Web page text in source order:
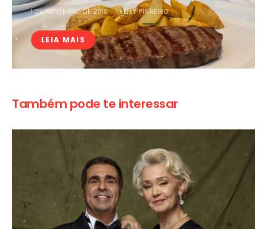
1 DE NOVEMBRO DE 2018 KELLY PINHEIRO
LEIA MAIS
Também pode te interessar